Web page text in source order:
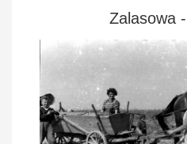
Zalasowa